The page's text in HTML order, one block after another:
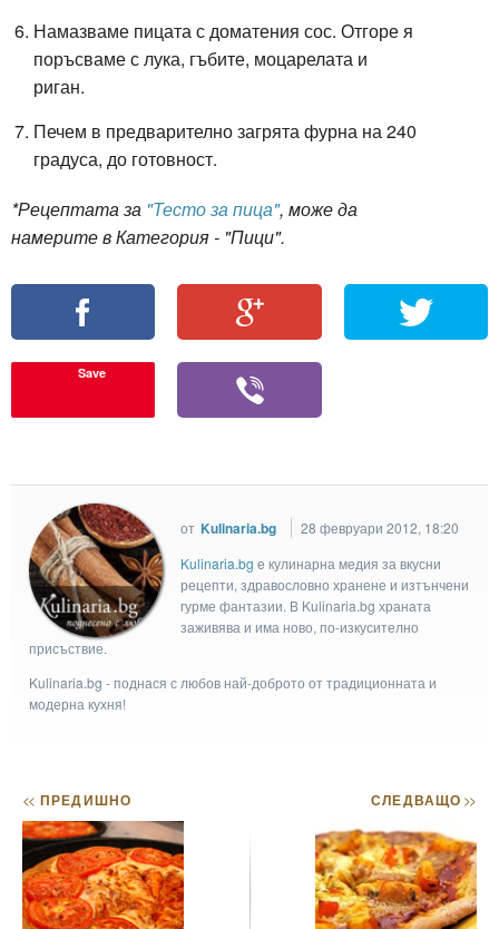
Намазваме пицата с доматения сос. Отгоре я
поръсваме с лука, гъбите, моцарелата и
риган.
Печем в предварително загрята фурна на 240
градуса, до готовност.
*Рецептата за "Тесто за пица", може да
намерите в Категория - "Пици".
Save
от Kulinaria.bg
28 февруари 2012, 18:20
Kulinaria.bg e кулинарна медия за вкусни
рецепти, здравословно хранене и изтънчени
гурме фантазии. В Kulinaria.bg храната
заживява и има ново, по-изкусително
присъствие.
Kulinaria.bg - поднася с любов най-доброто от традиционната и
модерна кухня!
<< ПРЕДИШНО СЛЕДВАЩО>>